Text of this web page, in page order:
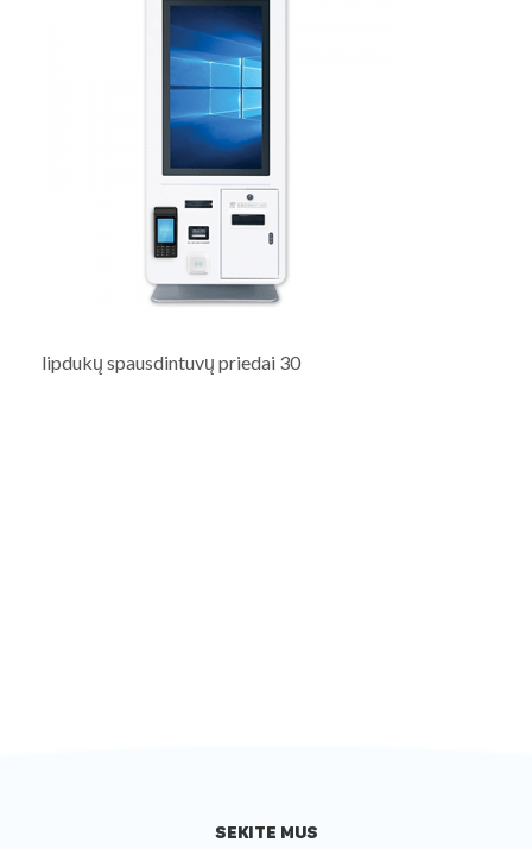
lipdukų spausdintuvų priedai 30
SEKITE MUS